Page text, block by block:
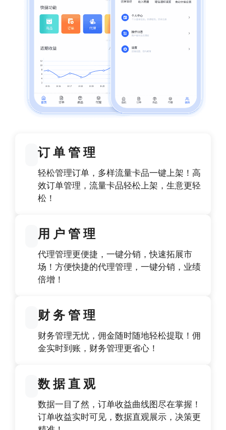
订 单 管 理
轻松管理订单，多样流量卡品一键上架！高
效订单管理，流量卡品轻松上架，生意更轻
松！
用 户 管 理
代理管理更便捷，一键分销，快速拓展市
场！方便快捷的代理管理，一键分销，业绩
倍增！
财 务 管 理
财务管理无忧，佣金随时随地轻松提取！佣
金实时到账，财务管理更省心！
数 据 直 观
数据一目了然，订单收益曲线图尽在掌握！
订单收益实时可见，数据直观展示，决策更